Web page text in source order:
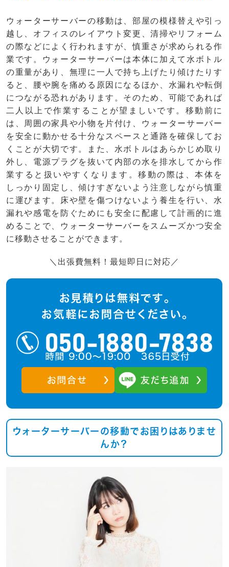
ウォーターサーバーの移動は、部屋の模様替えや引っ
越し、オフィスのレイアウト変更、清掃やリフォーム
の際などによく行われますが、慎重さが求められる作
業です。ウォーターサーバーは本体に加えて水ボトル
の重量があり、無理に一人で持ち上げたり傾けたりす
ると、腰や腕を痛める原因になるほか、水漏れや転倒
につながる恐れがあります。そのため、可能であれば
二人以上で作業することが望ましいです。移動前に
は、周囲の家具や小物を片付け、ウォーターサーバー
を安全に動かせる十分なスペースと通路を確保してお
くことが大切です。また、水ボトルはあらかじめ取り
外し、電源プラグを抜いて内部の水を排水してから作
業すると扱いやすくなります。移動の際は、本体を
しっかり固定し、傾けすぎないよう注意しながら慎重
に運びます。床や壁を傷つけないよう養生を行い、水
漏れや感電を防ぐためにも安全に配慮して計画的に進
めることで、ウォーターサーバーをスムーズかつ安全
に移動させることができます。
＼出張費無料！最短即日に対応／
ウォーターサーバーの移動でお困りはありませ
んか？